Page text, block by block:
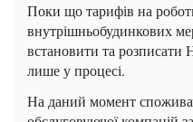
Поки що тарифів на
внутрішньобудинкових
встановити та
лише у процесі.
На даний момент